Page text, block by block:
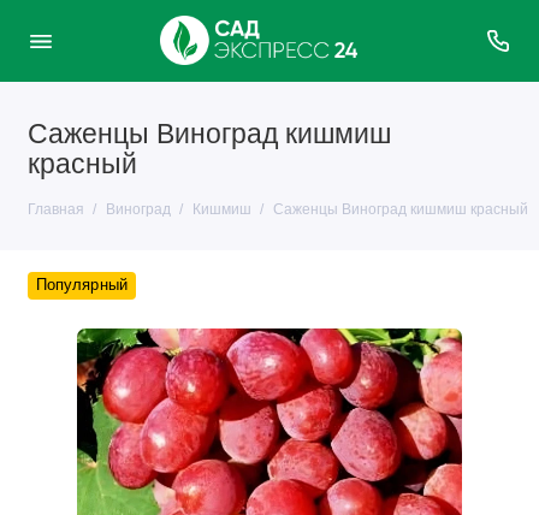
Саженцы Виноград кишмиш
красный
Главная Виноград Кишмиш Саженцы Виноград кишмиш красный
Популярный